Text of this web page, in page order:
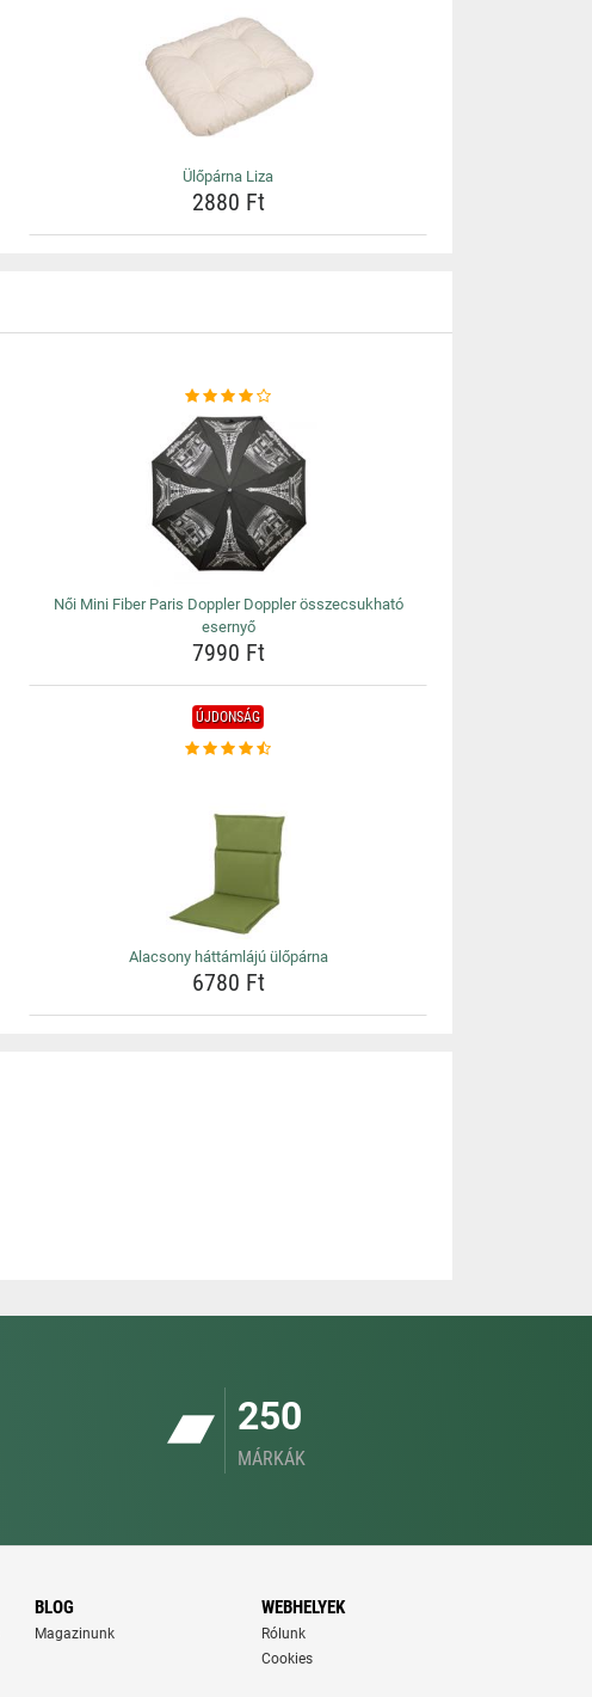
Ülőpárna Liza
2880 Ft
Női Mini Fiber Paris Doppler Doppler összecsukható
esernyő
7990 Ft
ÚJDONSÁG
Alacsony háttámlájú ülőpárna
6780 Ft
250
MÁRKÁK
BLOG
Magazinunk
WEBHELYEK
Rólunk
Cookies